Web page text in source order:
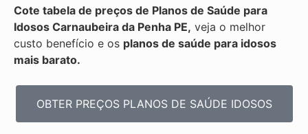
Cote tabela de preços de Planos de Saúde para
Idosos Carnaubeira da Penha PE, veja o melhor
custo benefício e os planos de saúde para idosos
mais barato.
OBTER PREÇOS PLANOS DE SAÚDE IDOSOS